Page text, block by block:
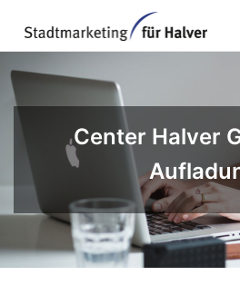
content
Center Halver